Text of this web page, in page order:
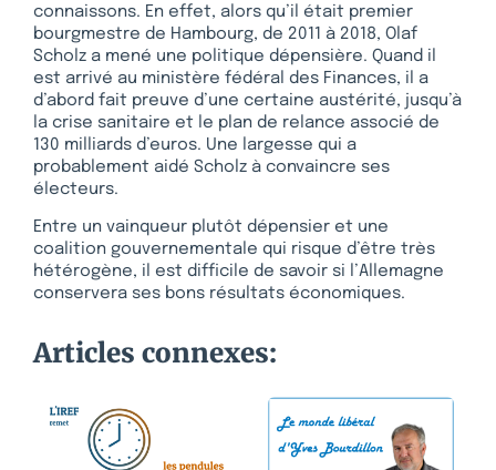
connaissons. En effet, alors qu’il était premier
bourgmestre de Hambourg, de 2011 à 2018, Olaf
Scholz a mené une politique dépensière. Quand il
est arrivé au ministère fédéral des Finances, il a
d’abord fait preuve d’une certaine austérité, jusqu’à
la crise sanitaire et le plan de relance associé de
130 milliards d’euros. Une largesse qui a
probablement aidé Scholz à convaincre ses
électeurs.
Entre un vainqueur plutôt dépensier et une
coalition gouvernementale qui risque d’être très
hétérogène, il est difficile de savoir si l’Allemagne
conservera ses bons résultats économiques.
Articles connexes: